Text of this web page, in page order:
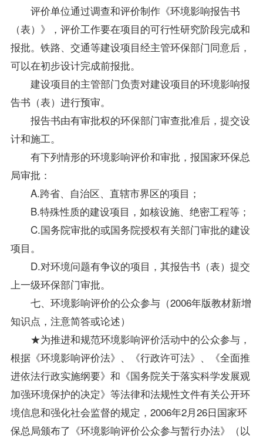
评价单位通过调查和评价制作《环境影响报告书
（表）》，评价工作要在项目的可行性研究阶段完成和
报批。铁路、交通等建设项目经主管环保部门同意后，
可以在初步设计完成前报批。
建设项目的主管部门负责对建设项目的环境影响报
告书（表）进行预审。
报告书由有审批权的环保部门审查批准后，提交设
计和施工。
有下列情形的环境影响评价和审批，报国家环保总
局审批：
A.跨省、自治区、直辖市界区的项目；
B.特殊性质的建设项目，如核设施、绝密工程等；
C.国务院审批的或国务院授权有关部门审批的建设
项目。
D.对环境问题有争议的项目，其报告书（表）提交
上一级环保部门审批。
七、环境影响评价的公众参与（2006年版教材新增
知识点，注意简答或论述）
★为推进和规范环境影响评价活动中的公众参与，
根据《环境影响评价法》、《行政许可法》、《全面推
进依法行政实施纲要》和《国务院关于落实科学发展观
加强环境保护的决定》等法律和法规性文件有关公开环
境信息和强化社会监督的规定，2006年2月26日国家环
保总局颁布了《环境影响评价公众参与暂行办法》（以